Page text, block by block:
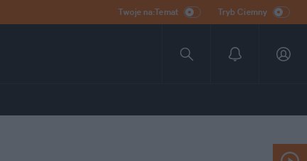
Twoje na:Temat Tryb Ciemny